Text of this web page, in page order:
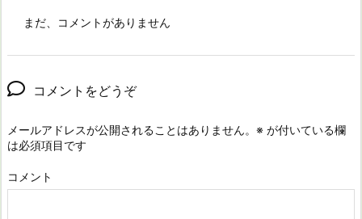
まだ、コメントがありません
コメントをどうぞ
メールアドレスが公開されることはありません。 ※ が付いている欄
は必須項目です
コメント